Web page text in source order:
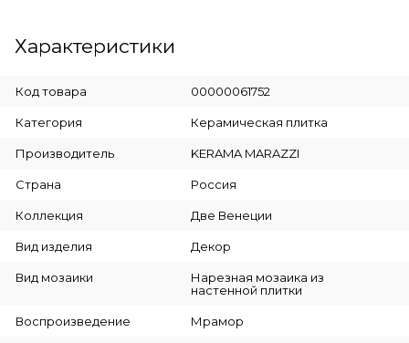
Характеристики
Код товара 00000061752
Категория Керамическая плитка
Производитель KERAMA MARAZZI
Страна Россия
Коллекция Две Венеции
Вид изделия Декор
Вид мозаики
Нарезная мозаика из
настенной плитки
Воспроизведение Мрамор